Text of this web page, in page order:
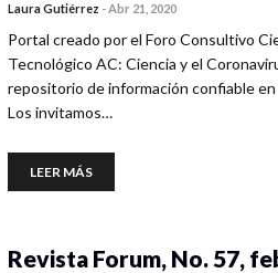
Laura Gutiérrez -Abr 21, 2020
Portal creado por el Foro Consultivo
Tecnológico AC: Ciencia y el
repositorio de información confiable
Los invitamos…
LEER MÁS
Revista Forum, No. 57,